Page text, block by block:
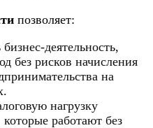
позволяет:
деятельность,
без рисков начисления
на
нагрузку
работают без